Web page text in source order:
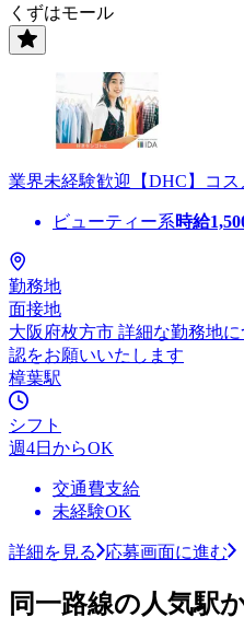
くずはモール
業界未経験歓迎【DHC】コ
ビューティー系時給
勤務地
面接地
大阪府枚方市 詳細な勤務地
認をお願いいたします
樟葉駅
シフト
週4日からOK
交通費支給
未経験OK
詳細を見る 応募画面に進む
同一路線の人気駅